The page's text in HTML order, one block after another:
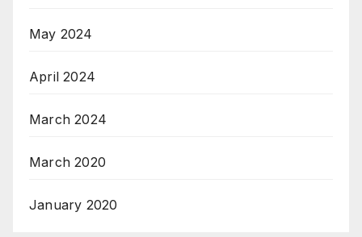
May 2024
April 2024
March 2024
March 2020
January 2020